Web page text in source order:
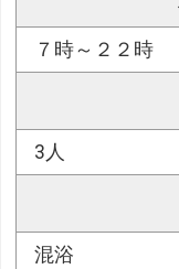
７時～２２時
3人
混浴